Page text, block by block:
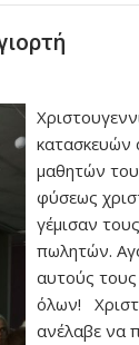
κατασκευών
μαθητών
φύσεως
γέμισαν
πωλητών.
αυτούς
όλων!
ανέλαβε να